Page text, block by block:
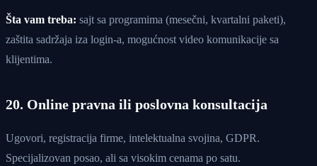
Šta vam treba: sajt sa programima (mesečni, kvartalni paketi),
zaštita sadržaja iza login-a, mogućnost video komunikacije sa
klijentima.
20. Online pravna ili poslovna konsultacija
Ugovori, registracija firme, intelektualna svojina, GDPR.
Specijalizovan posao, ali sa visokim cenama po satu.